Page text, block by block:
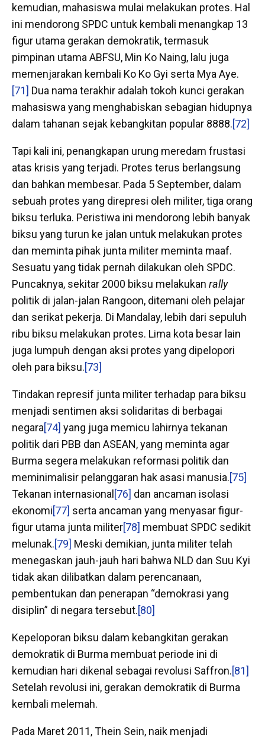
kemudian, mahasiswa mulai melakukan protes. Hal
ini mendorong SPDC untuk kembali menangkap 13
figur utama gerakan demokratik, termasuk
pimpinan utama ABFSU, Min Ko Naing, lalu juga
memenjarakan kembali Ko Ko Gyi serta Mya Aye.
[71] Dua nama terakhir adalah tokoh kunci gerakan
mahasiswa yang menghabiskan sebagian hidupnya
dalam tahanan sejak kebangkitan popular 8888.[72]
Tapi kali ini, penangkapan urung meredam frustasi
atas krisis yang terjadi. Protes terus berlangsung
dan bahkan membesar. Pada 5 September, dalam
sebuah protes yang direpresi oleh militer, tiga orang
biksu terluka. Peristiwa ini mendorong lebih banyak
biksu yang turun ke jalan untuk melakukan protes
dan meminta pihak junta militer meminta maaf.
Sesuatu yang tidak pernah dilakukan oleh SPDC.
Puncaknya, sekitar 2000 biksu melakukan rally
politik di jalan-jalan Rangoon, ditemani oleh pelajar
dan serikat pekerja. Di Mandalay, lebih dari sepuluh
ribu biksu melakukan protes. Lima kota besar lain
juga lumpuh dengan aksi protes yang dipelopori
oleh para biksu.[73]
Tindakan represif junta militer terhadap para biksu
menjadi sentimen aksi solidaritas di berbagai
negara[74] yang juga memicu lahirnya tekanan
politik dari PBB dan ASEAN, yang meminta agar
Burma segera melakukan reformasi politik dan
meminimalisir pelanggaran hak asasi manusia.[75]
Tekanan internasional[76] dan ancaman isolasi
ekonomi[77] serta ancaman yang menyasar figur-
figur utama junta militer[78] membuat SPDC sedikit
melunak.[79] Meski demikian, junta militer telah
menegaskan jauh-jauh hari bahwa NLD dan Suu Kyi
tidak akan dilibatkan dalam perencanaan,
pembentukan dan penerapan “demokrasi yang
disiplin” di negara tersebut.[80]
Kepeloporan biksu dalam kebangkitan gerakan
demokratik di Burma membuat periode ini di
kemudian hari dikenal sebagai revolusi Saffron.[81]
Setelah revolusi ini, gerakan demokratik di Burma
kembali melemah.
Pada Maret 2011, Thein Sein, naik menjadi